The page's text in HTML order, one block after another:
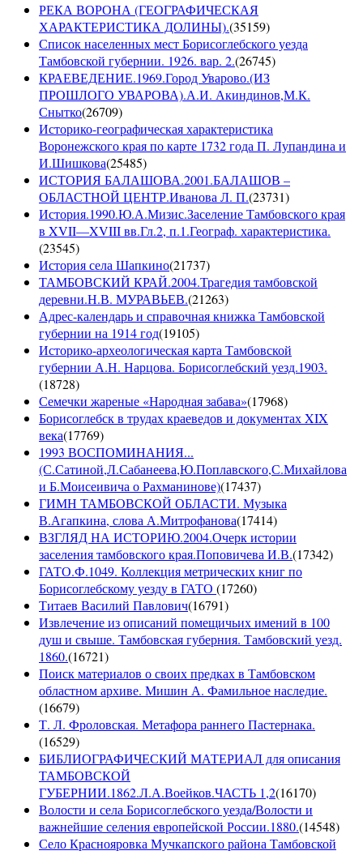
РЕКА ВОРОНА (ГЕОГРАФИЧЕСКАЯ
ХАРАКТЕРИСТИКА ДОЛИНЫ).(35159)
Список населенных мест Борисоглебского уезда
Тамбовской губернии. 1926. вар. 2.(26745)
КРАЕВЕДЕНИЕ.1969.Город Уварово.(ИЗ
ПРОШЛОГО УВАРОВА).А.И. Акиндинов,М.К.
Снытко(26709)
Историко-географическая характеристика
Воронежского края по карте 1732 года П. Лупандина и
И.Шишкова(25485)
ИСТОРИЯ БАЛАШОВА.2001.БАЛАШОВ –
ОБЛАСТНОЙ ЦЕНТР.Иванова Л. П.(23731)
История.1990.Ю.А.Мизис.Заселение Тамбовского края
в XVII—XVIII вв.Гл.2, п.1.Географ. характеристика.
(23545)
История села Шапкино(21737)
ТАМБОВСКИЙ КРАЙ.2004.Трагедия тамбовской
деревни.Н.В. МУРАВЬЕВ.(21263)
Адрес-календарь и справочная книжка Тамбовской
губернии на 1914 год(19105)
Историко-археологическая карта Тамбовской
губернии А.Н. Нарцова. Борисоглебский уезд.1903.
(18728)
Семечки жареные «Народная забава»(17968)
Борисоглебск в трудах краеведов и документах XIX
века(17769)
1993 ВОСПОМИНАНИЯ...
(С.Сатиной,Л.Сабанеева,Ю.Поплавского,С.Михайлова
и Б.Моисеивича о Рахманинове)(17437)
ГИМН ТАМБОВСКОЙ ОБЛАСТИ. Музыка
В.Агапкина, слова А.Митрофанова(17414)
ВЗГЛЯД НА ИСТОРИЮ.2004.Очерк истории
заселения тамбовского края.Поповичева И.В.(17342)
ГАТО.Ф.1049. Коллекция метрических книг по
Борисоглебскому уезду в ГАТО (17260)
Титаев Василий Павлович(16791)
Извлечение из описаний помещичьих имений в 100
душ и свыше. Тамбовская губерния. Тамбовский уезд.
1860.(16721)
Поиск материалов о своих предках в Тамбовском
областном архиве. Мишин А. Фамильное наследие.
(16679)
Т. Л. Фроловская. Метафора раннего Пастернака.
(16529)
БИБЛИОГРАФИЧЕСКИЙ МАТЕРИАЛ для описания
ТАМБОВСКОЙ
ГУБЕРНИИ.1862.Л.А.Воейков.ЧАСТЬ 1,2(16170)
Волости и села Борисоглебского уезда/Волости и
важнейшие селения европейской России.1880.(14548)
Село Краснояровка Мучкапского района Тамбовской